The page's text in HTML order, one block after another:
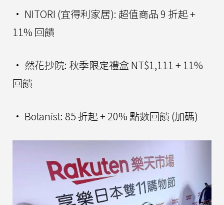
• NITORI (宜得利家居): 超值商品 9 折起 +
11% 回饋
• 然花抄院: 秋季限定禮盒 NT$1,111 + 11%
回饋
• Botanist: 85 折起 + 20% 點數回饋 (加碼)